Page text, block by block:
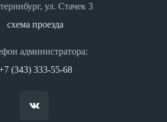
ул. Стачек 3
схема проезда
администратора:
(343) 333-55-68